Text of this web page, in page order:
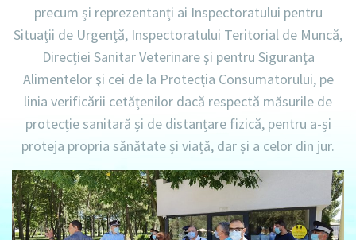
precum și reprezentanți ai Inspectoratului pentru
Situaţii de Urgenţă, Inspectoratului Teritorial de Muncă,
Direcției Sanitar Veterinare şi pentru Siguranţa
Alimentelor şi cei de la Protecția Consumatorului, pe
linia verificării cetățenilor dacă respectă măsurile de
protecție sanitară și de distanțare fizică, pentru a-și
proteja propria sănătate și viață, dar și a celor din jur.